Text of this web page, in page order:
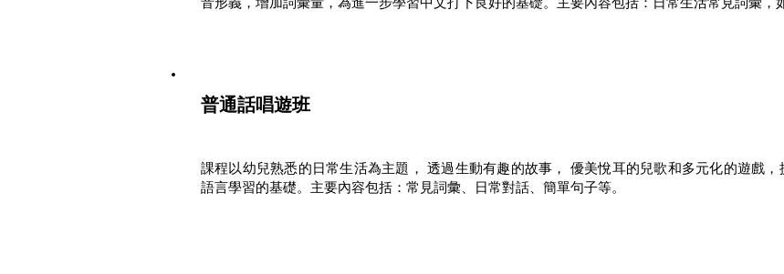
普通話唱遊班
課程以幼兒熟悉的日常生活為主題， 透過生動有趣的故事， 優美悅耳的兒歌和多元化的遊戲
語言學習的基礎。主要內容包括：常見詞彙、日常對話、簡單句子等。